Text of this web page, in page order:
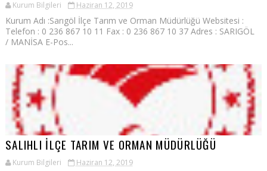
Kurum Bilgileri Haziran 12, 2019
Kurum Adı :Sarıgöl İlçe Tarım ve Orman Müdürlüğü Websitesi :
Telefon : 0 236 867 10 11 Fax : 0 236 867 10 37 Adres : SARIGÖL
/ MANİSA E-Pos...
SALIHLI İLÇE TARIM VE ORMAN MÜDÜRLÜĞÜ
Kurum Bilgileri Haziran 12, 2019